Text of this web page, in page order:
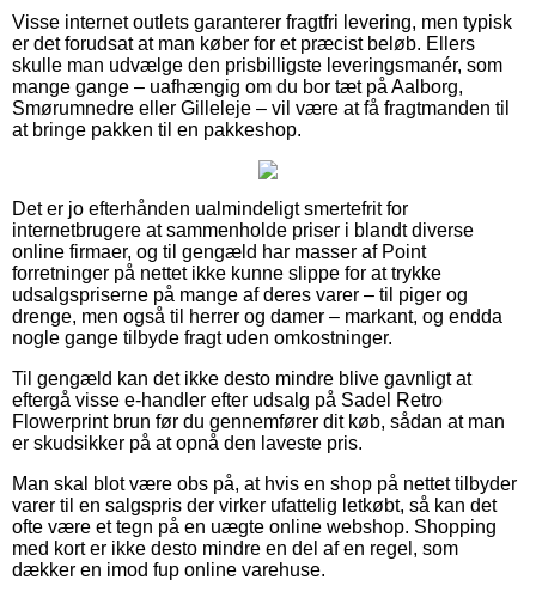
Visse internet outlets garanterer fragtfri levering, men typisk
er det forudsat at man køber for et præcist beløb. Ellers
skulle man udvælge den prisbilligste leveringsmanér, som
mange gange – uafhængig om du bor tæt på Aalborg,
Smørumnedre eller Gilleleje – vil være at få fragtmanden til
at bringe pakken til en pakkeshop.
Det er jo efterhånden ualmindeligt smertefrit for
internetbrugere at sammenholde priser i blandt diverse
online firmaer, og til gengæld har masser af Point
forretninger på nettet ikke kunne slippe for at trykke
udsalgspriserne på mange af deres varer – til piger og
drenge, men også til herrer og damer – markant, og endda
nogle gange tilbyde fragt uden omkostninger.
Til gengæld kan det ikke desto mindre blive gavnligt at
eftergå visse e-handler efter udsalg på Sadel Retro
Flowerprint brun før du gennemfører dit køb, sådan at man
er skudsikker på at opnå den laveste pris.
Man skal blot være obs på, at hvis en shop på nettet tilbyder
varer til en salgspris der virker ufattelig letkøbt, så kan det
ofte være et tegn på en uægte online webshop. Shopping
med kort er ikke desto mindre en del af en regel, som
dækker en imod fup online varehuse.